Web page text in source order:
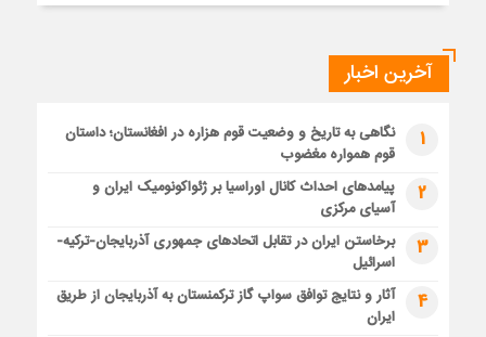
آخرین اخبار
1
نگاهی به تاریخ و وضعیت قوم هزاره در افغانستان؛ داستان
قوم همواره مغضوب
2
پیامدهای احداث کانال اوراسیا بر ژئواکونومیک ایران و
آسیای مرکزی
3
برخاستن ایران در تقابل اتحادهای جمهوری آذربایجان-ترکیه-
اسرائیل
4
آثار و نتایج توافق سواپ گاز ترکمنستان به آذربایجان از طریق
ایران